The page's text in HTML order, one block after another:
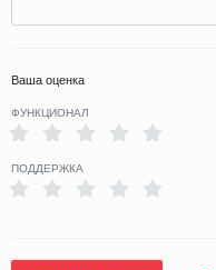
Ваша оценка
ФУНКЦИОНАЛ
ПОДДЕРЖКА